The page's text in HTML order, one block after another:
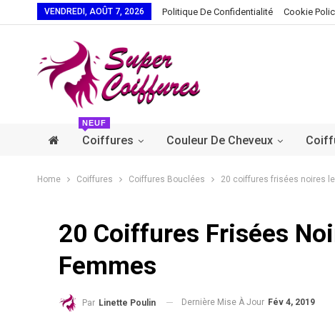
VENDREDI, AOÛT 7, 2026 Politique De Confidentialité Cookie
Coiffures
NEUF
Couleur De Cheveux
Home Coiffures Coiffures Bouclées 20 coiffures frisées noires
20 Coiffures Frisées
Femmes
Par Linette Poulin Dernière Mise À Jour Fév 4, 2019